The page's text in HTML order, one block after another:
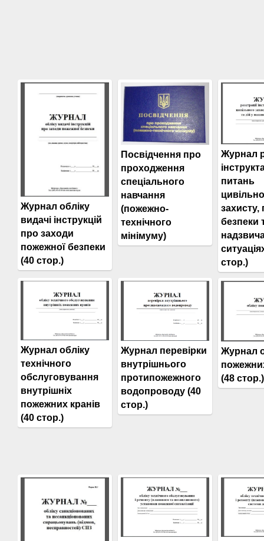
Журнал обліку
видачі інструкцій
про заходи
пожежної безпеки
(40 стор.)
Посвідчення про
проходження
спеціального
навчання
(пожежно-
технічного
мінімуму)
Журнал
питань
захисту,
безпеки
стор.)
Журнал обліку
технічного
обслуговування
внутрішніх
пожежних кранів
(40 стор.)
Журнал перевірки
внутрішнього
протипожежного
водопроводу (40
стор.)
Журнал
(48 стор.)